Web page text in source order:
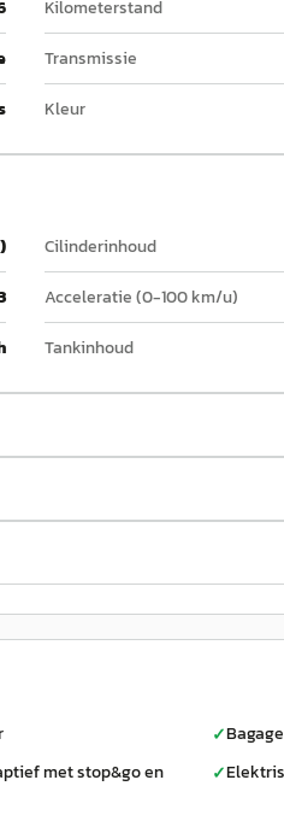
Kilometerstand
Transmissie
Kleur
Cilinderinhoud
Acceleratie (0-100 km/u)
Tankinhoud
✓
met stop&go en
✓